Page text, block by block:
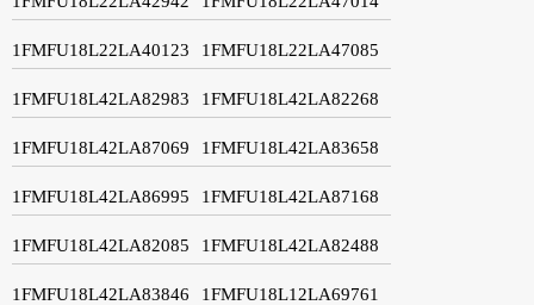
1FMFU18L22LA40123 1FMFU18L22LA47085
1FMFU18L42LA82983 1FMFU18L42LA82268
1FMFU18L42LA87069 1FMFU18L42LA83658
1FMFU18L42LA86995 1FMFU18L42LA87168
1FMFU18L42LA82085 1FMFU18L42LA82488
1FMFU18L42LA83846 1FMFU18L12LA69761